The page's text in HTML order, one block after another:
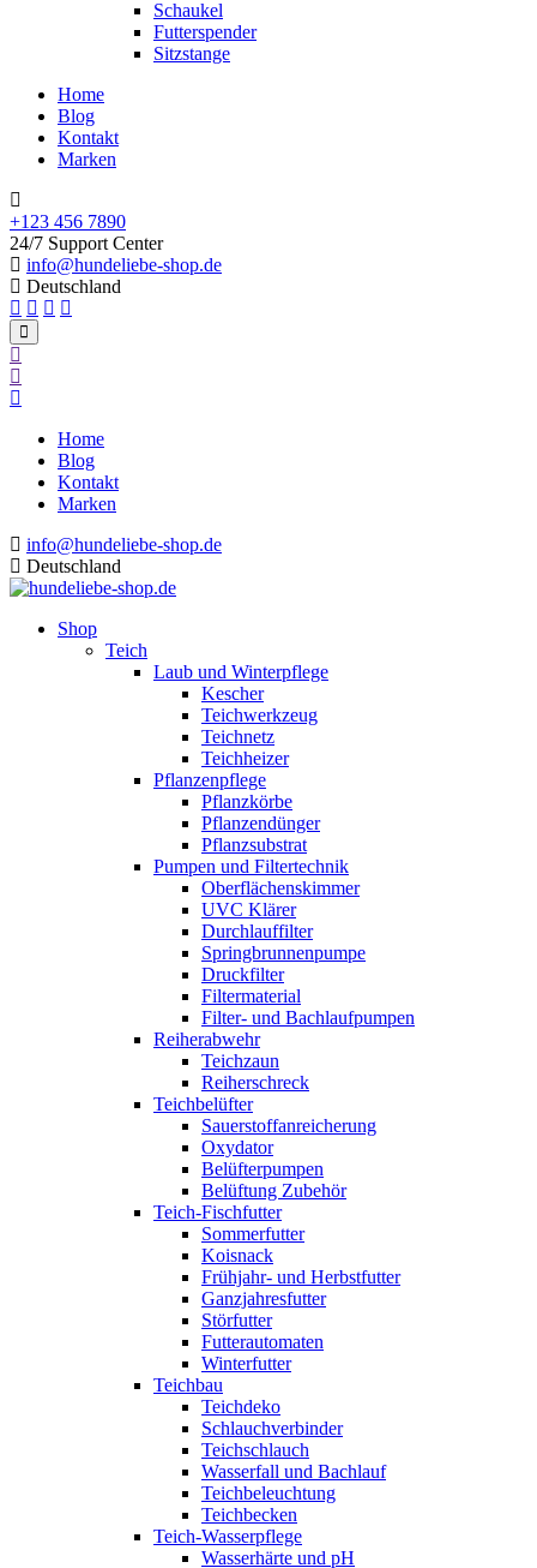
Schaukel
Futterspender
Sitzstange
Home
Blog
Kontakt
Marken
+123 456 7890
24/7 Support Center
info@hundeliebe-shop.de
Deutschland
Home
Blog
Kontakt
Marken
info@hundeliebe-shop.de
Deutschland
Shop
Teich
Laub und Winterpflege
Kescher
Teichwerkzeug
Teichnetz
Teichheizer
Pflanzenpflege
Pflanzkörbe
Pflanzendünger
Pflanzsubstrat
Pumpen und Filtertechnik
Oberflächenskimmer
UVC Klärer
Durchlauffilter
Springbrunnenpumpe
Druckfilter
Filtermaterial
Filter- und Bachlaufpumpen
Reiherabwehr
Teichzaun
Reiherschreck
Teichbelüfter
Sauerstoffanreicherung
Oxydator
Belüfterpumpen
Belüftung Zubehör
Teich-Fischfutter
Sommerfutter
Koisnack
Frühjahr- und Herbstfutter
Ganzjahresfutter
Störfutter
Futterautomaten
Winterfutter
Teichbau
Teichdeko
Schlauchverbinder
Teichschlauch
Wasserfall und Bachlauf
Teichbeleuchtung
Teichbecken
Teich-Wasserpflege
Wasserhärte und pH